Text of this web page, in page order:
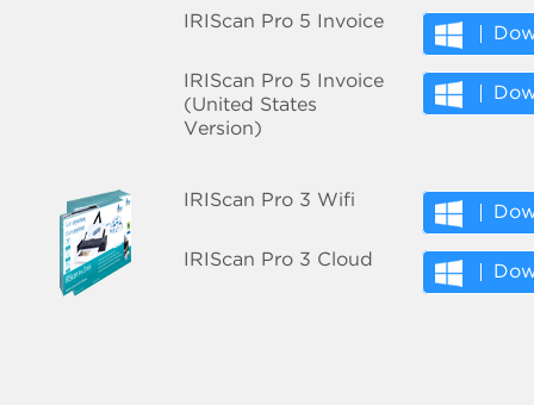
IRIScan Pro 5 Invoice
IRIScan Pro 5 Invoice
(United States
Version)
IRIScan Pro 3 Wifi
IRIScan Pro 3 Cloud